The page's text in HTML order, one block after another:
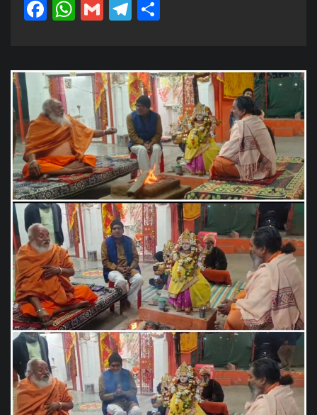
Facebook
WhatsApp
GmailTelegram